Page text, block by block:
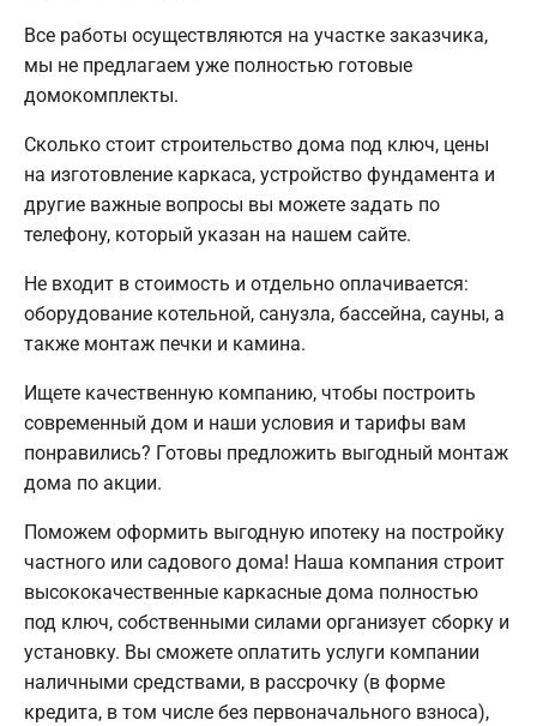
Все работы осуществляются на участке заказчика,
мы не предлагаем уже полностью готовые
домокомплекты.
Сколько стоит строительство дома под ключ, цены
на изготовление каркаса, устройство фундамента и
другие важные вопросы вы можете задать по
телефону, который указан на нашем сайте.
Не входит в стоимость и отдельно оплачивается:
оборудование котельной, санузла, бассейна, сауны, а
также монтаж печки и камина.
Ищете качественную компанию, чтобы построить
современный дом и наши условия и тарифы вам
понравились? Готовы предложить выгодный монтаж
дома по акции.
Поможем оформить выгодную ипотеку на постройку
частного или садового дома! Наша компания строит
высококачественные каркасные дома полностью
под ключ, собственными силами организует сборку и
установку. Вы сможете оплатить услуги компании
наличными средствами, в рассрочку (в форме
кредита, в том числе без первоначального взноса),